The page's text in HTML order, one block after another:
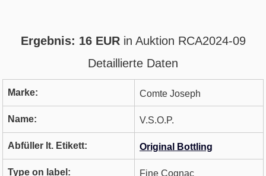
Ergebnis: 16 EURin Auktion RCA2024-09
Detaillierte Daten
Marke: Comte Joseph
Name: V.S.O.P.
Abfüller lt. Etikett: Original Bottling
Type on label: Fine Cognac